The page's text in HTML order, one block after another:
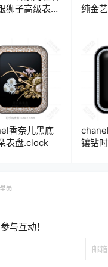
狮子高级表
纯金
香奈儿黑底
表盘.clock
镶钻
员
与互动！